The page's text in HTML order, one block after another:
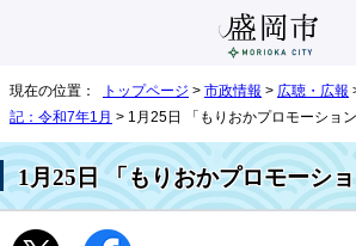
現在の位置： トップページ > 市政情報 > 広聴・広報
記：令和7年1月 > 1月25日 「もりおかプロモーショ
1月25日 「もりおかプロモーシ